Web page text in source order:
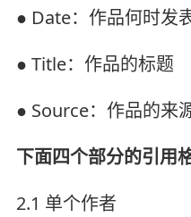
● Date：作品何时发
● Title：作品的标题
● Source：作品的来
下面四个部分的引用
2.1 单个作者